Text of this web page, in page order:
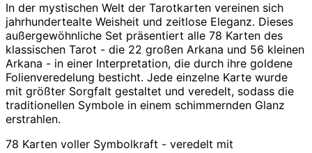
In der mystischen Welt der Tarotkarten vereinen sich
jahrhundertealte Weisheit und zeitlose Eleganz. Dieses
außergewöhnliche Set präsentiert alle 78 Karten des
klassischen Tarot - die 22 großen Arkana und 56 kleinen
Arkana - in einer Interpretation, die durch ihre goldene
Folienveredelung besticht. Jede einzelne Karte wurde
mit größter Sorgfalt gestaltet und veredelt, sodass die
traditionellen Symbole in einem schimmernden Glanz
erstrahlen.
78 Karten voller Symbolkraft - veredelt mit